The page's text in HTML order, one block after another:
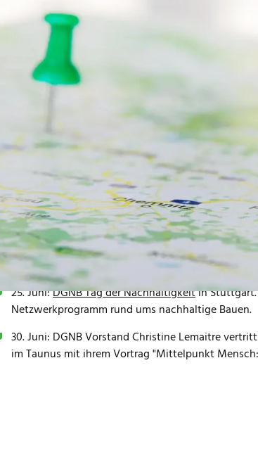
Auch im Juni freuen wir uns auf viele
Monats: DerDGNB Tag der Nachhaltigkeit 2025
–
nachhaltige Bauen einsetzen. Seien Sie mit dabei in
12. und 13. Juni : Die DGNB ist mit eigenem Stand
Pimiskern (Abteilungsleiter DGNB Zertifizierung)
Nachhaltige Strategien für Bestandserhaltung
Finance) diskutiert am 13. Juni beim Panel "ESG:
Erfolgsfaktoren in der Immobilienbranche" mit.
17. Juni: DGNB Vorstand Johannes Kreißig hält auf
– den Bestand in seinem Kontext zukunftsfähig
25. Juni:DGNB Tag der Nachhaltigkeitin Stuttgart.
Netzwerkprogramm rund ums nachhaltige Bauen.
30. Juni: DGNB Vorstand Christine Lemaitre
im Taunus mit ihrem Vortrag "Mittelpunkt